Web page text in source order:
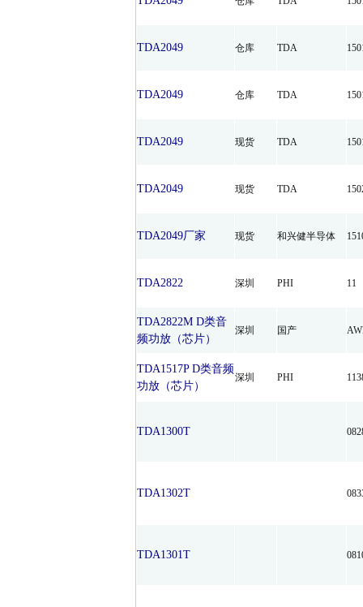
TDA2049 仓库 TDA
TDA2049 仓库 TDA
TDA2049 现货 TDA
TDA2049 现货 TDA
TDA2049厂家 现货 和兴健半导体
TDA2822 深圳 PHI 11
TDA2822M D类音
频功放（芯片）
深圳 国产
TDA1517P D类音频
功放（芯片）
深圳 PHI
TDA1300T
TDA1302T
TDA1301T